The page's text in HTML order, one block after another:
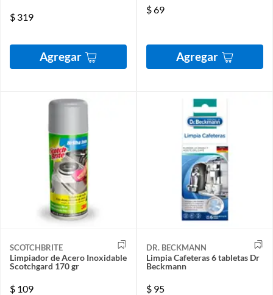
$ 319
Agregar
$69
Agregar
SCOTCHBRITE
Limpiador de Acero Inoxidable
Scotchgard 170 gr
$ 109
DR. BECKMANN
Limpia Cafeteras 6 tabletas Dr
Beckmann
$ 95